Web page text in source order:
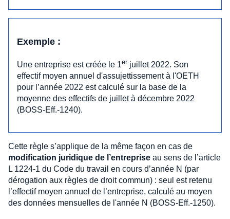
Exemple :
Une entreprise est créée le 1er juillet 2022. Son
effectif moyen annuel d'assujettissement à l'OETH
pour l’année 2022 est calculé sur la base de la
moyenne des effectifs de juillet à décembre 2022
(BOSS-Eff.-1240).
Cette règle s’applique de la même façon en cas de
modification juridique de l’entreprise au sens de l’article
L 1224-1 du Code du travail en cours d’année N (par
dérogation aux règles de droit commun) : seul est retenu
l’effectif moyen annuel de l’entreprise, calculé au moyen
des données mensuelles de l'année N (BOSS-Eff.-1250).